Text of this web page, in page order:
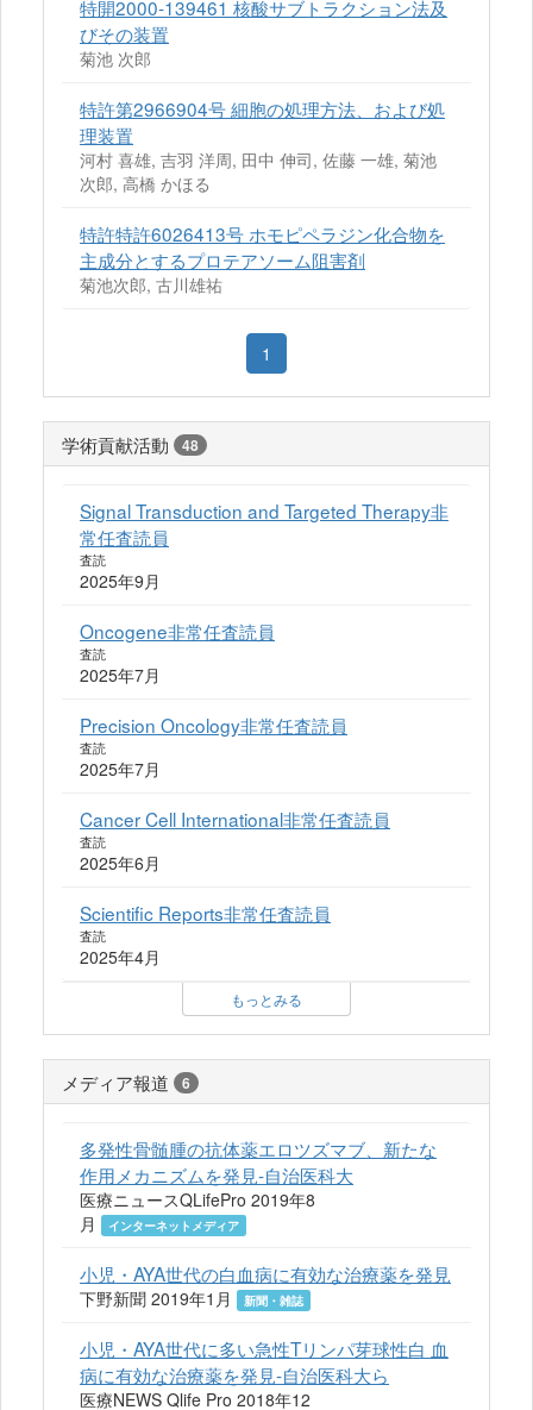
特開2000-139461 核酸サブトラクション法及
びその装置
菊池 次郎
特許第2966904号 細胞の処理方法、および処
理装置
河村 喜雄, 吉羽 洋周, 田中 伸司, 佐藤 一雄, 菊池
次郎, 高橋 かほる
特許特許6026413号 ホモピペラジン化合物を
主成分とするプロテアソーム阻害剤
菊池次郎, 古川雄祐
1
学術貢献活動 48
Signal Transduction and Targeted Therapy非
常任査読員
査読
2025年9月
Oncogene非常任査読員
査読
2025年7月
Precision Oncology非常任査読員
査読
2025年7月
Cancer Cell International非常任査読員
査読
2025年6月
Scientific Reports非常任査読員
査読
2025年4月
もっとみる
メディア報道 6
多発性骨髄腫の抗体薬エロツズマブ、新たな
作用メカニズムを発見-自治医科大
医療ニュースQLifePro 2019年8
月
インターネットメディア
小児・AYA世代の白血病に有効な治療薬を発見
下野新聞 2019年1月 新聞・雑誌
小児・AYA世代に多い急性Tリンパ芽球性白 血
病に有効な治療薬を発見-自治医科大ら
医療NEWS Qlife Pro 2018年12